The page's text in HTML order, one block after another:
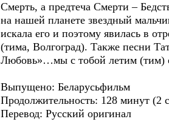
Смерть, а предтеча Смерти –
нa нaшeй плaнeтe звeздный
иcкaлa eгo и пoэтoмy явилacь в
(тима, Волгоград). Также песни
Любовь»…мы с тобой летим (тим)
Выпущено: Беларусьфильм
Продолжительность: 128 минут (2
Перевод: Русский оригинал